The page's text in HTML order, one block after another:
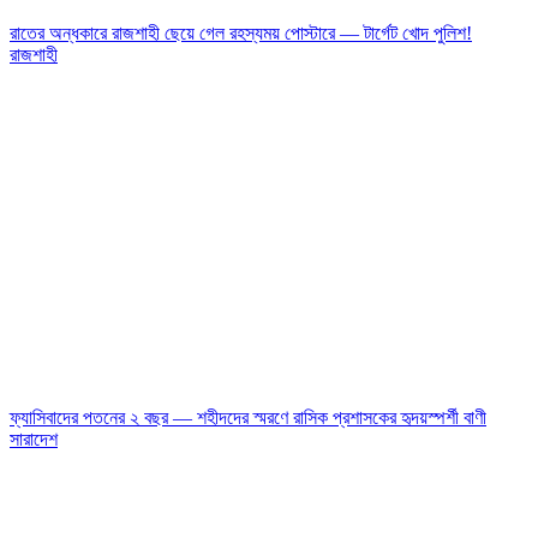
রাতের অন্ধকারে রাজশাহী ছেয়ে গেল রহস্যময় পোস্টারে — টার্গেট খোদ পুলিশ!
রাজশাহী
ফ্যাসিবাদের পতনের ২ বছর — শহীদদের স্মরণে রাসিক প্রশাসকের হৃদয়স্পর্শী বাণী
সারাদেশ